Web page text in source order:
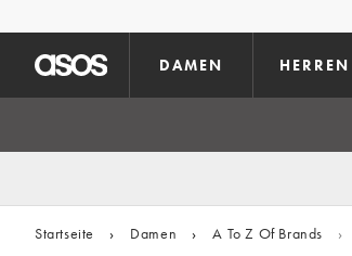
DAMEN HERREN
Startseite › Damen › A To Z Of Brands ›